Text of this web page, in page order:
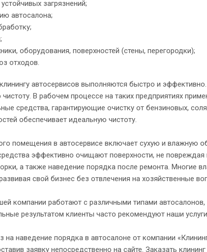
загрязнений;
автосалона;
оборудования, поверхностей (стены, перегородки);
отходов.
автосервисов выполняются быстро и
В рабочем процессе на таких предприятиях
средства, гарантирующие очистку от бензиновых,
обеспечивает идеальную чистоту.
помещения в автосервисе включает сухую и влажную
эффективно очищают поверхности, не повреждая
а также наведение порядка после ремонта. Многие
свой бизнес без отвлечения на хозяйственные
компании работают с различными типами
результатом клиенты часто рекомендуют наши
на наведение порядка в автосалоне от компании
заявку непосредственно на сайте. Заказать